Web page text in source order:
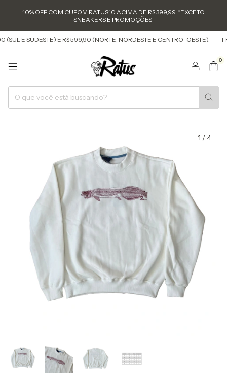
10% OFF COM CUPOM RATUS10 ACIMA DE R$ 399,99. *EXCETO
SNEAKERS E PROMOÇÕES.
E SUDESTE) E R$ 599,90 (NORTE, NORDESTE E CENTRO-OESTE).
0
1 /4